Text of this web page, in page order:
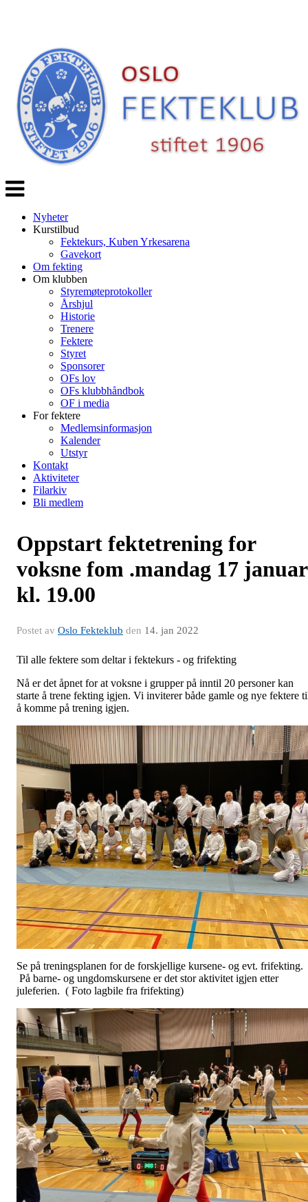
Veksle
navigasjon
Nyheter
Kurstilbud
Fektekurs, Kuben Yrkesarena
Gavekort
Om fekting
Om klubben
Styremøteprotokoller
Årshjul
Historie
Trenere
Fektere
Styret
Sponsorer
OFs lov
OFs klubbhåndbok
OF i media
For fektere
Medlemsinformasjon
Kalender
Utstyr
Kontakt
Aktiviteter
Filarkiv
Bli medlem
Oppstart fektetrening for
voksne fom .mandag 17 januar
kl. 19.00
Postet av Oslo Fekteklub den 14. jan 2022
Til alle fektere som deltar i fektekurs - og frifekting
Nå er det åpnet for at voksne i grupper på inntil 20 personer kan
starte å trene fekting igjen. Vi inviterer både gamle og nye fektere
å komme på trening igjen.
Se på treningsplanen for de forskjellige kursene- og evt. frifekting.
På barne- og ungdomskursene er det stor aktivitet igjen etter
juleferien. ( Foto lagbile fra frifekting)